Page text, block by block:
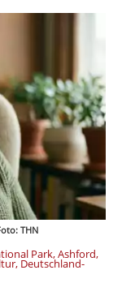
THN
Park, Ashford,
Deutschland-